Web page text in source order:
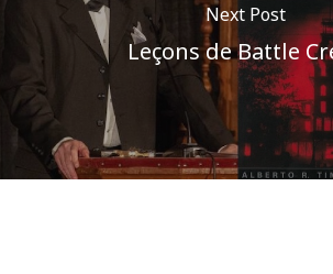
Next Post
Leçons de Battle